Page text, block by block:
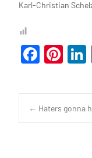
Karl-Christian
F
c
e
b
Pi
er
es
t
← Haters gonna